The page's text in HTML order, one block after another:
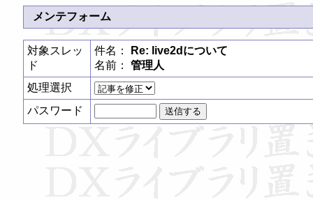
メンテフォーム
対象スレッ
ド
件名：
Re: live2dについて
名前： 管理人
処理選択
パスワード